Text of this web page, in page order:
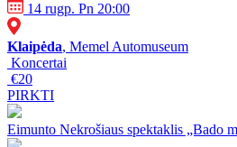
14 rugp. Pn 20:00
Klaipėda, Memel Automuseum
Koncertai
€20
PIRKTI
Eimunto Nekrošiaus spektaklis „Bado